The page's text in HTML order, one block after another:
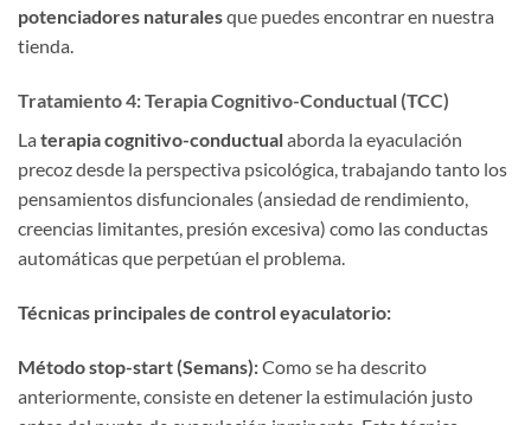
potenciadores naturalesque puedes encontrar en nuestra
tienda.
Tratamiento 4: Terapia Cognitivo-Conductual (TCC)
La terapia cognitivo-conductualaborda la eyaculación
precoz desde la perspectiva psicológica, trabajando tanto los
pensamientos disfuncionales (ansiedad de rendimiento,
creencias limitantes, presión excesiva) como las conductas
automáticas que perpetúan el problema.
Técnicas principales de control eyaculatorio:
Método stop-start (Semans):Como se ha descrito
anteriormente, consiste en detener la estimulación justo